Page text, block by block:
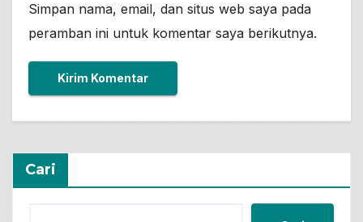
Simpan nama, email, dan situs web saya pada
peramban ini untuk komentar saya berikutnya.
Cari